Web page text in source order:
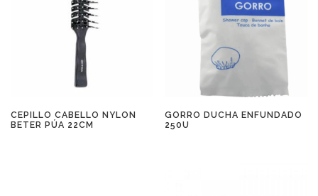
CEPILLO CABELLO NYLON
BETER PÚA 22CM
GORRO DUCHA ENFUNDADO
250U